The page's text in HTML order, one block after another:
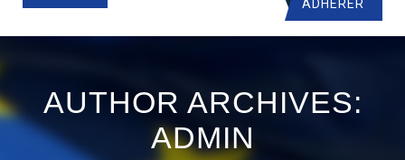
ADHÉRER
AUTHOR ARCHIVES:
ADMIN